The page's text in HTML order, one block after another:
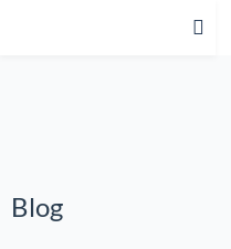
Blog